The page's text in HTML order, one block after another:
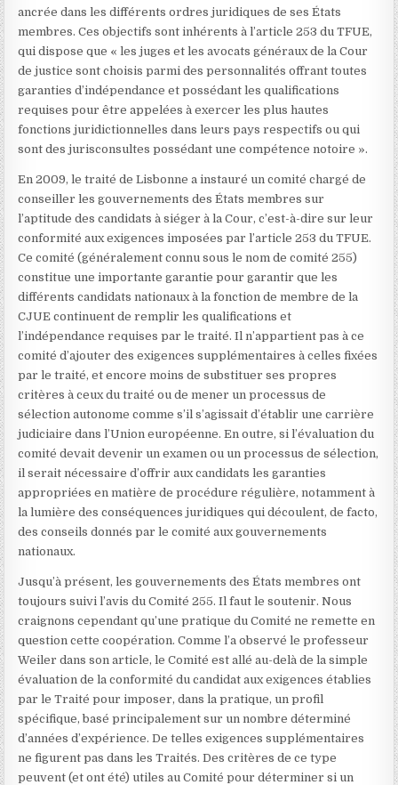
ancrée dans les différents ordres juridiques de ses États
membres. Ces objectifs sont inhérents à l’article 253 du TFUE,
qui dispose que « les juges et les avocats généraux de la Cour
de justice sont choisis parmi des personnalités offrant toutes
garanties d’indépendance et possédant les qualifications
requises pour être appelées à exercer les plus hautes
fonctions juridictionnelles dans leurs pays respectifs ou qui
sont des jurisconsultes possédant une compétence notoire ».
En 2009, le traité de Lisbonne a instauré un comité chargé de
conseiller les gouvernements des États membres sur
l’aptitude des candidats à siéger à la Cour, c’est-à-dire sur leur
conformité aux exigences imposées par l’article 253 du TFUE.
Ce comité (généralement connu sous le nom de comité 255)
constitue une importante garantie pour garantir que les
différents candidats nationaux à la fonction de membre de la
CJUE continuent de remplir les qualifications et
l’indépendance requises par le traité. Il n’appartient pas à ce
comité d’ajouter des exigences supplémentaires à celles fixées
par le traité, et encore moins de substituer ses propres
critères à ceux du traité ou de mener un processus de
sélection autonome comme s’il s’agissait d’établir une carrière
judiciaire dans l’Union européenne. En outre, si l’évaluation du
comité devait devenir un examen ou un processus de sélection,
il serait nécessaire d’offrir aux candidats les garanties
appropriées en matière de procédure régulière, notamment à
la lumière des conséquences juridiques qui découlent, de facto,
des conseils donnés par le comité aux gouvernements
nationaux.
Jusqu’à présent, les gouvernements des États membres ont
toujours suivi l’avis du Comité 255. Il faut le soutenir. Nous
craignons cependant qu’une pratique du Comité ne remette en
question cette coopération. Comme l’a observé le professeur
Weiler dans son article, le Comité est allé au-delà de la simple
évaluation de la conformité du candidat aux exigences établies
par le Traité pour imposer, dans la pratique, un profil
spécifique, basé principalement sur un nombre déterminé
d’années d’expérience. De telles exigences supplémentaires
ne figurent pas dans les Traités. Des critères de ce type
peuvent (et ont été) utiles au Comité pour déterminer si un